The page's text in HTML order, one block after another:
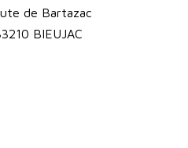
de Bartazac
BIEUJAC